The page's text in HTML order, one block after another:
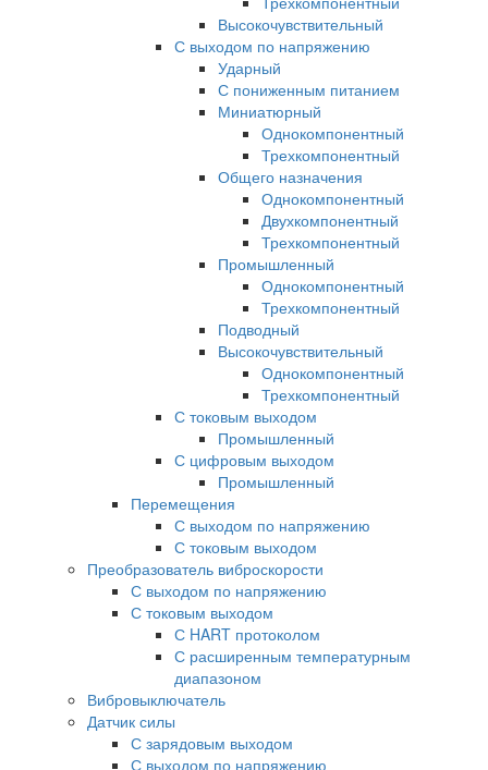
Высокочувствительный
С выходом по напряжению
Ударный
С пониженным питанием
Миниатюрный
Однокомпонентный
Трехкомпонентный
Общего назначения
Однокомпонентный
Двухкомпонентный
Трехкомпонентный
Промышленный
Однокомпонентный
Трехкомпонентный
Подводный
Высокочувствительный
Однокомпонентный
Трехкомпонентный
С токовым выходом
Промышленный
С цифровым выходом
Промышленный
Перемещения
С выходом по напряжению
С токовым выходом
Преобразователь виброскорости
С выходом по напряжению
С токовым выходом
С HART протоколом
С расширенным температурным
диапазоном
Вибровыключатель
Датчик силы
С зарядовым выходом
С выходом по напряжению